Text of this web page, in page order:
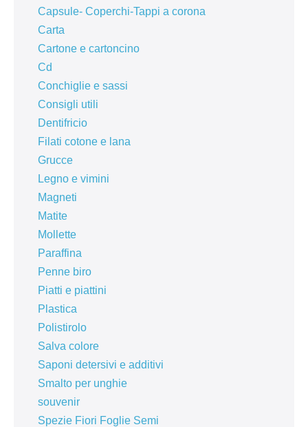
Capsule- Coperchi-Tappi a corona
Carta
Cartone e cartoncino
Cd
Conchiglie e sassi
Consigli utili
Dentifricio
Filati cotone e lana
Grucce
Legno e vimini
Magneti
Matite
Mollette
Paraffina
Penne biro
Piatti e piattini
Plastica
Polistirolo
Salva colore
Saponi detersivi e additivi
Smalto per unghie
souvenir
Spezie Fiori Foglie Semi